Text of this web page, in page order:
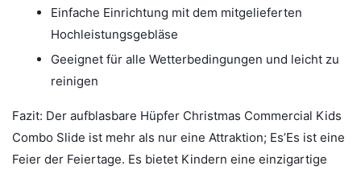
Einfache Einrichtung mit dem mitgelieferten
Hochleistungsgebläse
Geeignet für alle Wetterbedingungen und leicht zu
reinigen
Fazit: Der aufblasbare Hüpfer Christmas Commercial Kids
Combo Slide ist mehr als nur eine Attraktion; Es’Es ist eine
Feier der Feiertage. Es bietet Kindern eine einzigartige